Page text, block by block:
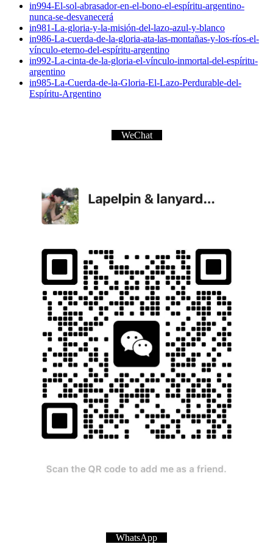
in994-El-sol-abrasador-en-el-bono-el-espíritu-argentino-
nunca-se-desvanecerá
in981-La-gloria-y-la-misión-del-lazo-azul-y-blanco
in986-La-cuerda-de-la-gloria-ata-las-montañas-y-los-ríos-el-
vínculo-eterno-del-espíritu-argentino
in992-La-cinta-de-la-gloria-el-vínculo-inmortal-del-espíritu-
argentino
in985-La-Cuerda-de-la-Gloria-El-Lazo-Perdurable-del-
Espíritu-Argentino
WeChat
WhatsApp